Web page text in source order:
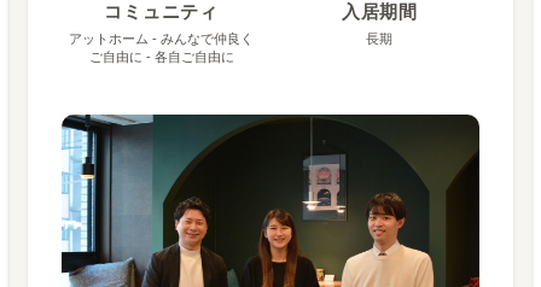
コミュニティ
アットホーム - みんなで仲良く
ご自由に - 各自ご自由に
入居期間
長期